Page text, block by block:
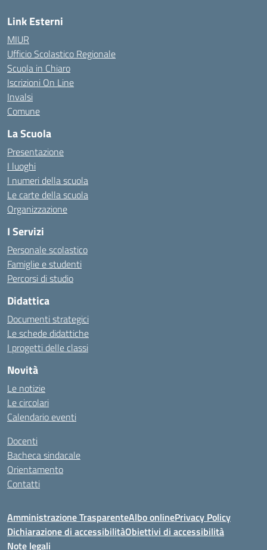
Link Esterni
MIUR
Ufficio Scolastico Regionale
Scuola in Chiaro
Iscrizioni On Line
Invalsi
Comune
La Scuola
Presentazione
I luoghi
I numeri della scuola
Le carte della scuola
Organizzazione
I Servizi
Personale scolastico
Famiglie e studenti
Percorsi di studio
Didattica
Documenti strategici
Le schede didattiche
I progetti delle classi
Novità
Le notizie
Le circolari
Calendario eventi
Docenti
Bacheca sindacale
Orientamento
Contatti
Amministrazione TrasparenteAlbo onlinePrivacy Policy
Dichiarazione di accessibilitàObiettivi di accessibilità
Note legali